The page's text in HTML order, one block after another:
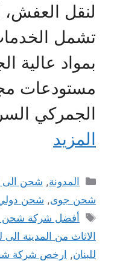
لنقل العفش،
تشمل
بمواد عالية
مستودعات
الجمركي
المزيد
التصنيفات
المدونة, شحن الى
شحن جوى, شحن
الوسوم
أفضل شركة شحن
الاثاث من المدينة الى
للبنان, ارخص شركة